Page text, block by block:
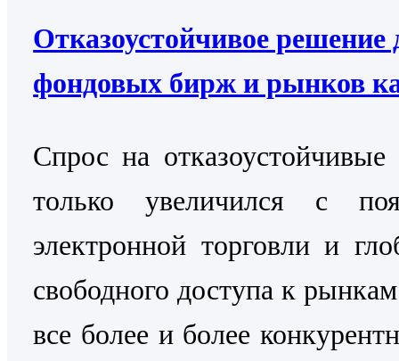
Отказоустойчивое решение
фондовых бирж и рынков
Cпрос на
только увеличился с
электронной торговли и
свободного доступа к
все более и более